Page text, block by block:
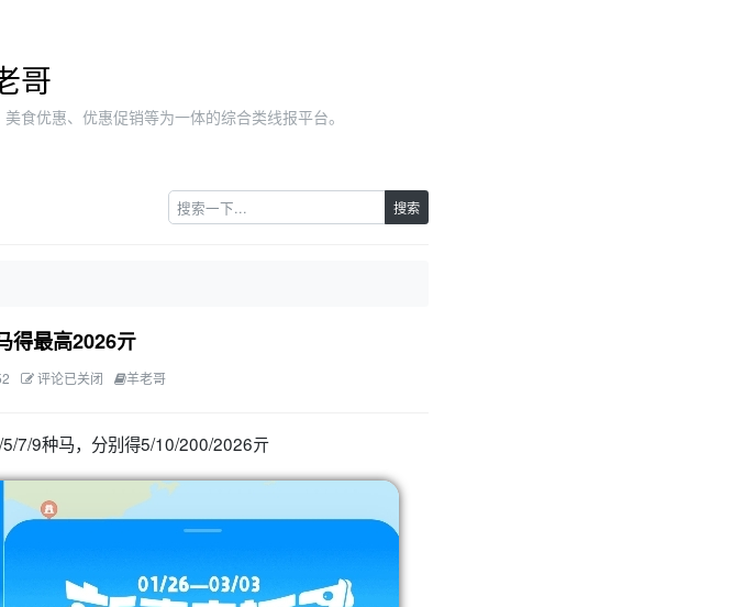
哥
食优惠、优惠促销等为一体的综合类线报平台。
搜索
得最高2026亓
评论已关闭 羊老哥
5/7/9种马，分别得5/10/200/2026亓